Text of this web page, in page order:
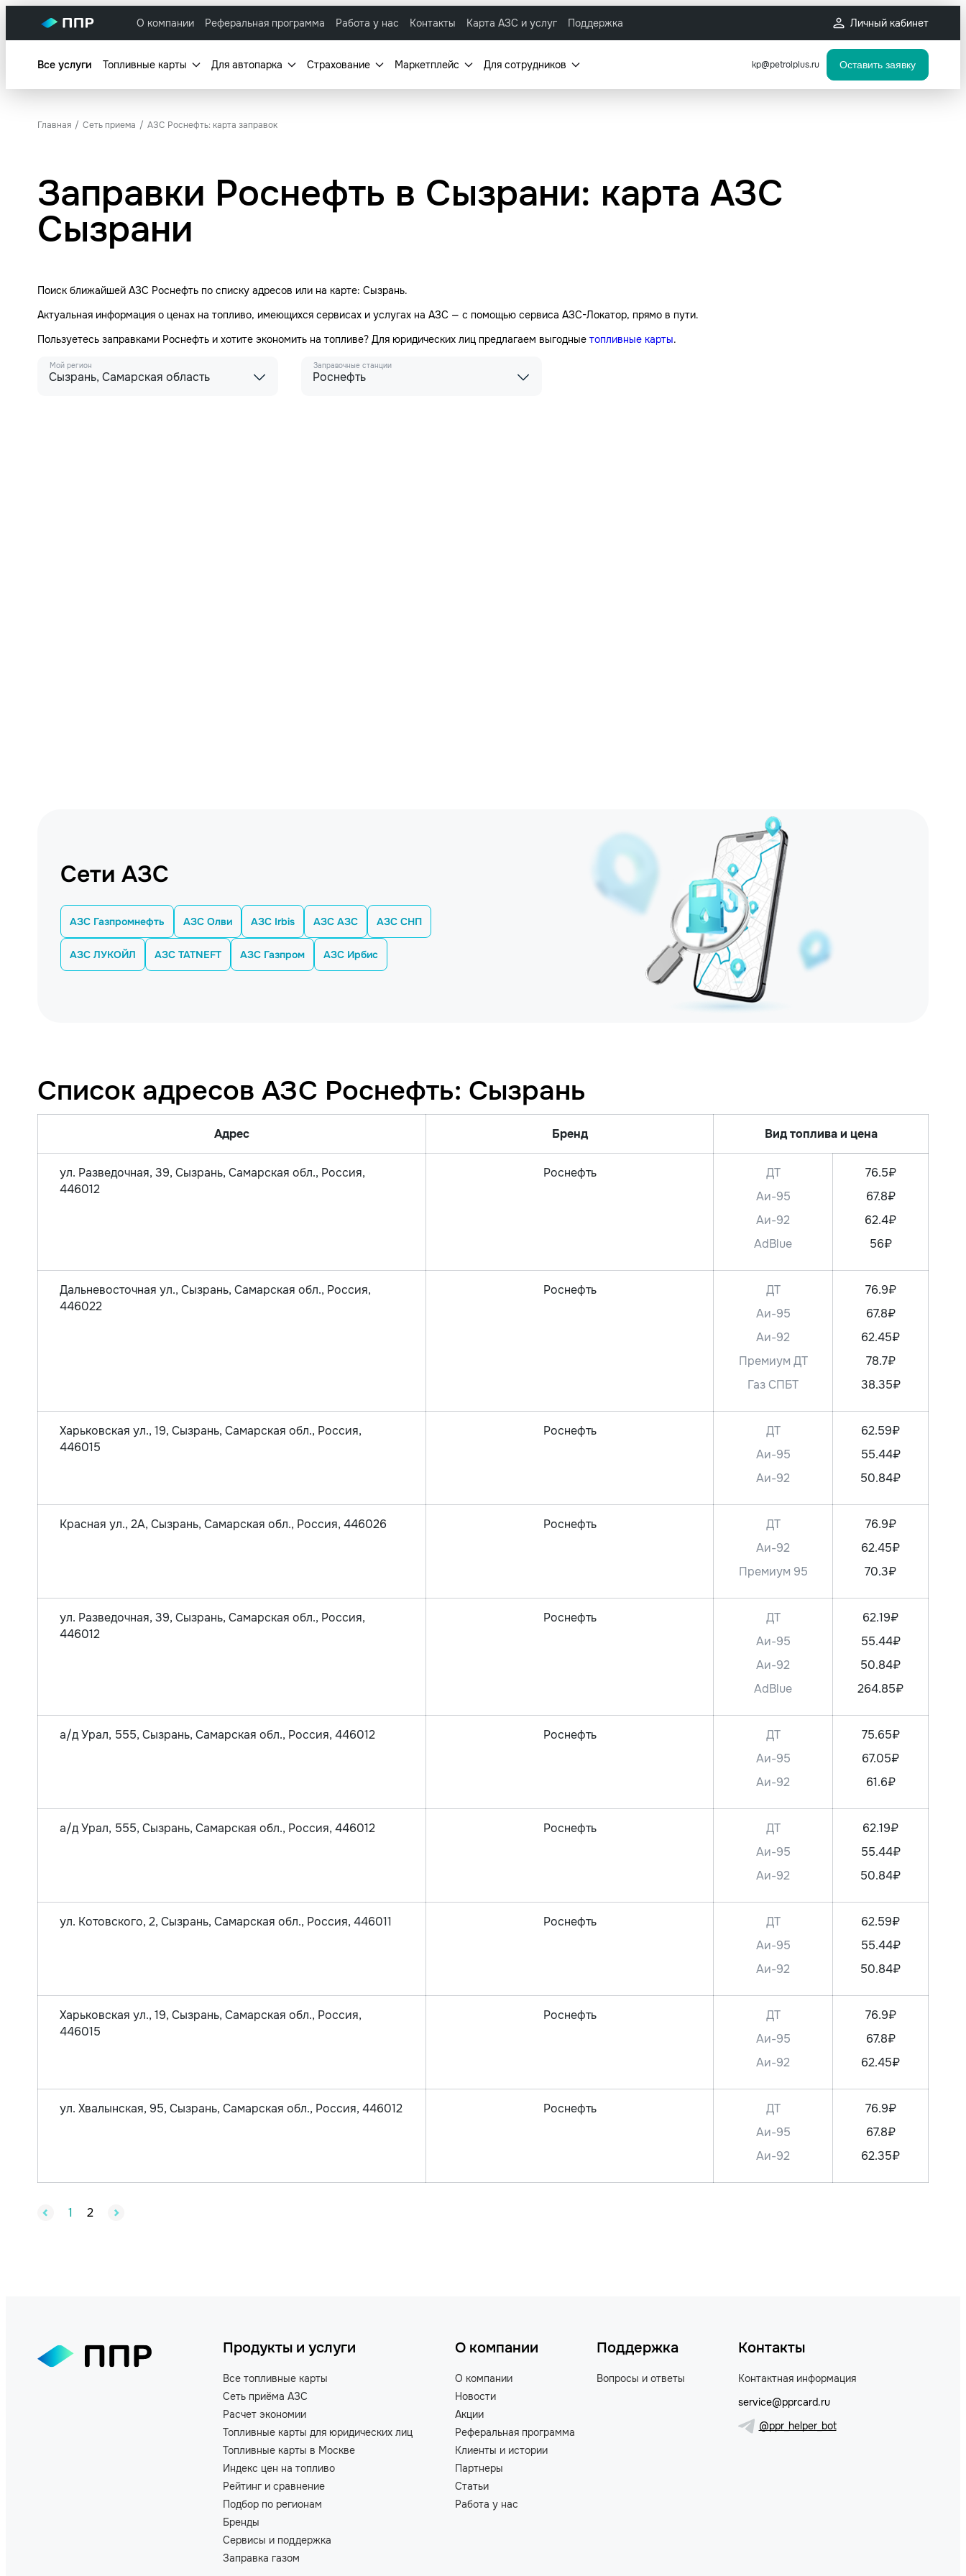
О компании Реферальная программа Работа у нас Контакты Карта АЗС и услуг Поддержка Личный кабинет
Все услуги Топливные карты Для автопарка Страхование Маркетплейс Для сотрудников kp@petrolplus.ru Оставить заявку
Главная Сеть приема АЗС Роснефть: карта заправок
Заправки Роснефть в Сызрани: карта АЗС
Сызрани
Поиск ближайшей АЗС Роснефть по списку адресов или на карте: Сызрань.
Актуальная информация о ценах на топливо, имеющихся сервисах и услугах на АЗС — с помощью сервиса АЗС-Локатор, прямо в пути.
Пользуетесь заправками Роснефть и хотите экономить на топливе? Для юридических лиц предлагаем выгодные топливные карты.
Мой регион
Сызрань, Самарская область
Заправочные станции
Роснефть
Сети АЗС
АЗС Газпромнефть АЗС Олви АЗС Irbis АЗС АЗС АЗС СНП
АЗС ЛУКОЙЛ АЗС TATNEFT АЗС Газпром АЗС Ирбис
Список адресов АЗС Роснефть: Сызрань
Адрес Бренд Вид топлива и цена
ул. Разведочная, 39, Сызрань, Самарская обл., Россия,
446012
Роснефть
ДТ
Аи-95
Аи-92
AdBlue
76.5₽
67.8₽
62.4₽
56₽
Дальневосточная ул., Сызрань, Самарская обл., Россия,
446022
Роснефть
ДТ
Аи-95
Аи-92
Премиум ДТ
Газ СПБТ
76.9₽
67.8₽
62.45₽
78.7₽
38.35₽
Харьковская ул., 19, Сызрань, Самарская обл., Россия,
446015
Роснефть
ДТ
Аи-95
Аи-92
62.59₽
55.44₽
50.84₽
Красная ул., 2А, Сызрань, Самарская обл., Россия, 446026 Роснефть
ДТ
Аи-92
Премиум 95
76.9₽
62.45₽
70.3₽
ул. Разведочная, 39, Сызрань, Самарская обл., Россия,
446012
Роснефть
ДТ
Аи-95
Аи-92
AdBlue
62.19₽
55.44₽
50.84₽
264.85₽
а/д Урал, 555, Сызрань, Самарская обл., Россия, 446012 Роснефть
ДТ
Аи-95
Аи-92
75.65₽
67.05₽
61.6₽
а/д Урал, 555, Сызрань, Самарская обл., Россия, 446012 Роснефть
ДТ
Аи-95
Аи-92
62.19₽
55.44₽
50.84₽
ул. Котовского, 2, Сызрань, Самарская обл., Россия, 446011 Роснефть
ДТ
Аи-95
Аи-92
62.59₽
55.44₽
50.84₽
Харьковская ул., 19, Сызрань, Самарская обл., Россия,
446015
Роснефть
ДТ
Аи-95
Аи-92
76.9₽
67.8₽
62.45₽
ул. Хвалынская, 95, Сызрань, Самарская обл., Россия, 446012 Роснефть
ДТ
Аи-95
Аи-92
76.9₽
67.8₽
62.35₽
1 2
Продукты и услуги
Все топливные карты
Сеть приёма АЗС
Расчет экономии
Топливные карты для юридических лиц
Топливные карты в Москве
Индекс цен на топливо
Рейтинг и сравнение
Подбор по регионам
Бренды
Сервисы и поддержка
Заправка газом
О компании
О компании
Новости
Акции
Реферальная программа
Клиенты и истории
Партнеры
Статьи
Работа у нас
Поддержка
Вопросы и ответы
Контакты
Контактная информация
service@pprcard.ru
@ppr_helper_bot